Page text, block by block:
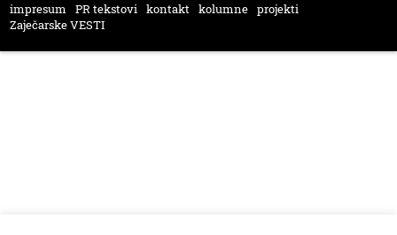
impresum
PR tekstovi kontakt kolumne projekti
Zaječarske VESTI